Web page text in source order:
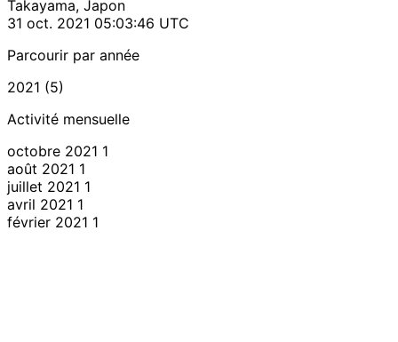
Takayama, Japon
31 oct. 2021 05:03:46 UTC
Parcourir par année
2021 (5)
Activité mensuelle
octobre 2021 1
août 2021 1
juillet 2021 1
avril 2021 1
février 2021 1